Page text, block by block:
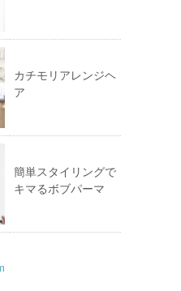
カチモリアレンジヘ
ア
簡単スタイリングで
キマるボブパーマ